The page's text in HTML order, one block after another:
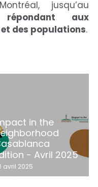
répondant aux
des populations.
in the
- Avril 2025
avril 2025